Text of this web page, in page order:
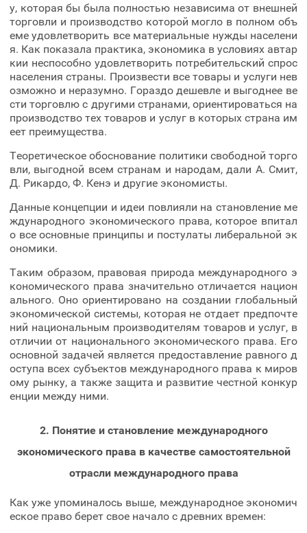
у, которая бы была полностью независима от внешней
торговли и производство которой могло в полном объ
еме удовлетворить все материальные нужды населени
я. Как показала практика, экономика в условиях автар
кии неспособно удовлетворить потребительский спрос
населения страны. Произвести все товары и услуги нев
озможно и неразумно. Гораздо дешевле и выгоднее ве
сти торговлю с другими странами, ориентироваться на
производство тех товаров и услуг в которых страна им
еет преимущества.
Теоретическое обоснование политики свободной торго
вли, выгодной всем странам и народам, дали А. Смит,
Д. Рикардо, Ф. Кенэ и другие экономисты.
Данные концепции и идеи повлияли на становление ме
ждународного экономического права, которое впитал
о все основные принципы и постулаты либеральной эк
ономики.
Таким образом, правовая природа международного э
кономического права значительно отличается национ
ального. Оно ориентировано на создании глобальный
экономической системы, которая не отдает предпочте
ний национальным производителям товаров и услуг, в
отличии от национального экономического права. Его
основной задачей является предоставление равного д
оступа всех субъектов международного права к миров
ому рынку, а также защита и развитие честной конкур
енции между ними.
2. Понятие и становление международного
экономического права в качестве самостоятельной
отрасли международного права
Как уже упоминалось выше, международное экономич
еское право берет свое начало с древних времен: